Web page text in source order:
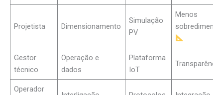
Projetista Dimensionamento
Simulação
PV
Menos
Gestor
técnico
Operação e
dados
Plataforma
IoT
Operador